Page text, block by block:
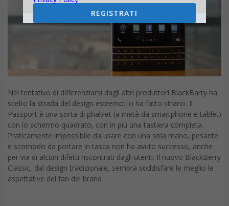
Nel tentativo di differenziarsi dagli altri produttori BlackBarry ha
scelto la strada del design estremo: lo ha fatto strano. Il
Passport è una sorta di phablet (a metà da smartphone e tablet)
con lo schermo quadrato, con in più una tastiera completa.
Praticamente impossibile da usare con una sola mano, pesante
e scomodo da portare in tasca non ha avuto successo, anche
per via di alcuni difetti riscontrati dagli utenti. Il nuovo BlackBerry
Classic, dal design tradizionale, sembra soddisfare le meglio le
aspettative dei fan del brand
REGISTRATI